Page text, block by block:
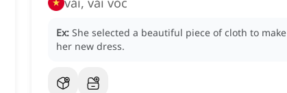
Ex: She selected a beautiful piece of cloth to make
her new dress.